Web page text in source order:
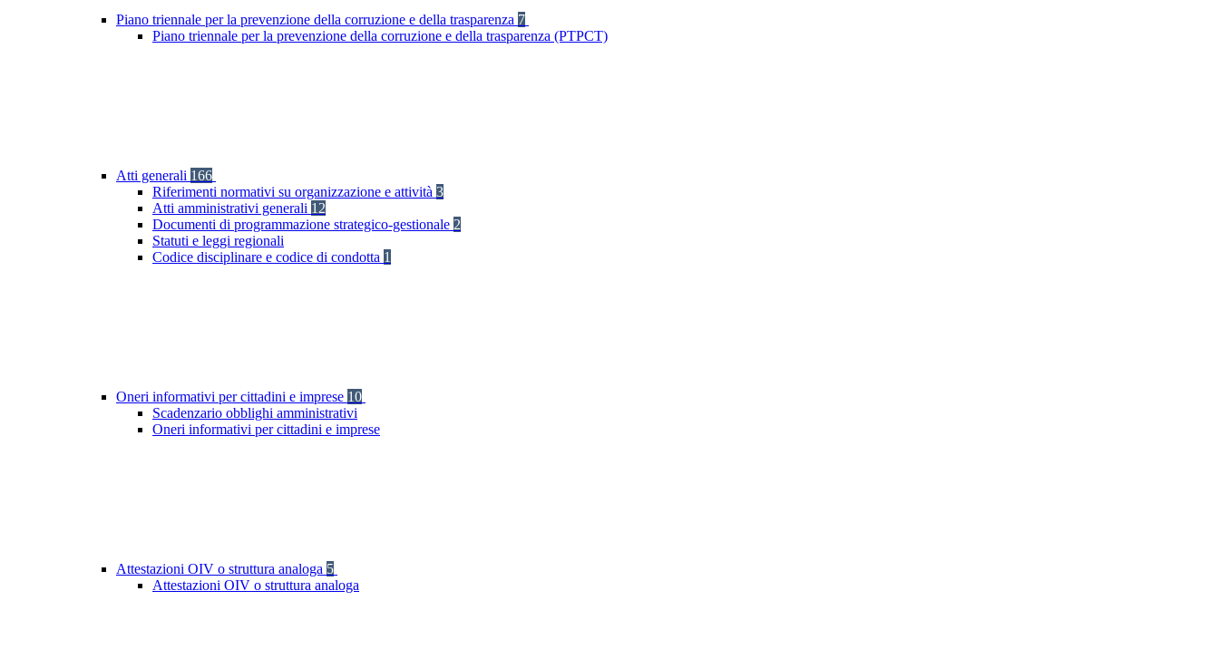
Piano triennale per la prevenzione della corruzione e della trasparenza 7
Piano triennale per la prevenzione della corruzione e della trasparenza (PTPCT)
Atti generali 166
Riferimenti normativi su organizzazione e attività 3
Atti amministrativi generali 12
Documenti di programmazione strategico-gestionale 2
Statuti e leggi regionali
Codice disciplinare e codice di condotta 1
Oneri informativi per cittadini e imprese 10
Scadenzario obblighi amministrativi
Oneri informativi per cittadini e imprese
Attestazioni OIV o struttura analoga 5
Attestazioni OIV o struttura analoga